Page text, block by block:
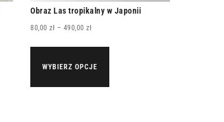
Obraz Las tropikalny w Japonii
80,00zł – 490,00zł
WYBIERZ OPCJE